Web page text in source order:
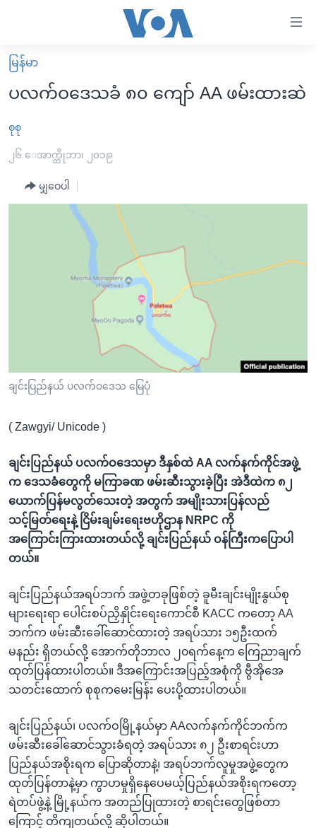
လွယ်ကူ
စေ
Link
များ
အကြောင်းအရာ
ကျော်
ရန်
ရှာဖွေ
ကျော်
မူလစာမျက်နှာ
မြန်မာ
ကမ္ဘာ့သတင်းများ
နိုင်ငံတကာ
တရုတ်
အစ္စရေး-ပါလက်စတိုင်း
ဗွီဒီယို
ရပ်ဝန်းတခု လမ်းတခု အလွန်
အင်္ဂလိပ်စာလေ့လာမယ်
အမေရိကန်သုံးအီဒီယံ
မကြေးမုံရဲ့ အင်္ဂလိပ်စာ
ရုပ်ရှင်ထဲက အင်္ဂလိပ်စာ
သုတပဒေသာ အင်္ဂလိပ်စာ
အပတ်စဉ်ကဏ္ဍများ
ရေဒီယိုနှင့်ရုပ်သံ အချက်အလက်များ
ရေဒီယို/တီဗွီအစီအစဉ်
ဗွီအိုအေ လူမှုကွန်ယက်များ
မြန်မာ
ပလက်ဝဒေသခံ ၈၀ ကျော် AA ဖမ်းထားဆဲ
စုစု
၂၆ ေအာက္တိုဘာ၊ ၂၀၁၉
မျှဝေပါ
ချင်းပြည်နယ် ပလက်ဝဒေသ မြေပုံ
( Zawgyi/ Unicode )
ချင်းပြည်နယ် ပလက်ဝဒေသမှာ ဒီနှစ်ထဲ AA လက်နက်ကိုင်အဖွဲ့
က ဒေသခံတွေကို မကြာခဏ ဖမ်းဆီးသွားခဲ့ပြီး အဲဒီထဲက ၈၂
ယောက်ပြန်မလွတ်သေးတဲ့ အတွက် အမျိုးသားပြန်လည်
သင့်မြတ်ရေးနဲ့ ငြိမ်းချမ်းရေးဗဟိုဌာန NRPC ကို
အကြောင်းကြားထားတယ်လို့ ချင်းပြည်နယ် ဝန်ကြီးကပြောပါ
တယ်။
ချင်းပြည်နယ်အရပ်ဘက် အဖွဲ့တခုဖြစ်တဲ့ ခူမီးချင်းမျိုးနွယ်စု
များရေးရာ ပေါင်းစပ်ညှိနှိုင်းရေးကောင်စီ KACC ကတော့ AA
ဘက်က ဖမ်းဆီးခေါ်ဆောင်ထားတဲ့ အရပ်သား ၁၅ဦးထက်
မနည်း ရှိတယ်လို့ အောက်တိုဘာလ ၂၀ရက်နေ့က ကြေညာချက်
ထုတ်ပြန်ထားပါတယ်။ ဒီအကြောင်းအပြည့်အစုံကို ဗွီအိုအေ
သတင်းထောက် စုစုကမေးမြန်း ပေးပို့ထားပါတယ်။
ချင်းပြည်နယ်၊ ပလက်ဝမြို့နယ်မှာ AAလက်နက်ကိုင်ဘက်က
ဖမ်းဆီးခေါ်ဆောင်သွားခံရတဲ့ အရပ်သား ၈၂ ဦးစာရင်းဟာ
ပြည်နယ်အစိုးရက ပြောဆိုတာနဲ့၊ အရပ်ဘက်လူမှုအဖွဲ့တွေက
ထုတ်ပြန်တာနဲ့မှာ ကွာဟမှုရှိနေပေမယ့်ပြည်နယ်အစိုးရကတော့
ရဲတပ်ဖွဲ့နဲ့ မြို့နယ်က အတည်ပြုထားတဲ့ စာရင်းတွေဖြစ်တာ
ကြောင့် တိကျတယ်လို့ ဆိုပါတယ်။